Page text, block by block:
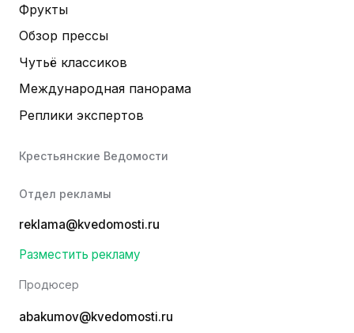
Фрукты
Обзор прессы
Чутьё классиков
Международная панорама
Реплики экспертов
Крестьянские Ведомости
Отдел рекламы
reklama@kvedomosti.ru
Разместить рекламу
Продюсер
abakumov@kvedomosti.ru